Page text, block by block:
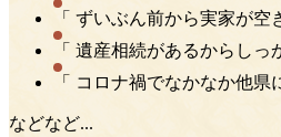
「 ずいぶん前から実家が
「 遺産相続があるからし
「 コロナ禍でなかなか他
などなど...